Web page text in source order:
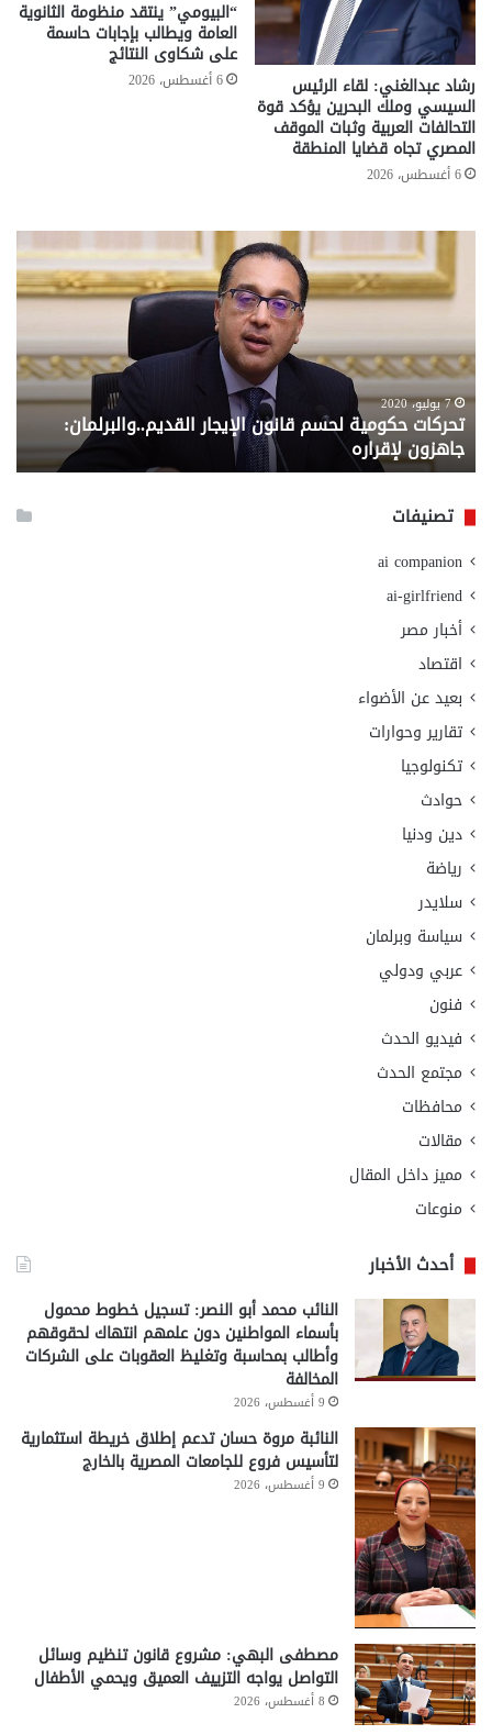
رشاد عبدالغني: لقاء الرئيس
السيسي وملك البحرين يؤكد قوة
التحالفات العربية وثبات الموقف
المصري تجاه قضايا المنطقة
6 أغسطس، 2026
“البيومي” ينتقد منظومة الثانوية
العامة ويطالب بإجابات حاسمة
على شكاوى النتائج
6 أغسطس، 2026
تحركات
حكومية
لحسم
قانون
القديم..والبرلمان:
جاهزون
لإقراره
7 يوليو، 2020
تحركات حكومية لحسم قانون الإيجار القديم..والبرلمان:
جاهزون لإقراره
..
من
تصنيفات
ai companion
ai-girlfriend
أخبار مصر
اقتصاد
بعيد عن الأضواء
تقارير وحوارات
تكنولوجيا
حوادث
دين ودنيا
رياضة
سلايدر
سياسة وبرلمان
عربي ودولي
فنون
فيديو الحدث
مجتمع الحدث
محافظات
مقالات
مميز داخل المقال
منوعات
أحدث الأخبار
النائب محمد أبو النصر: تسجيل خطوط محمول
بأسماء المواطنين دون علمهم انتهاك لحقوقهم
وأطالب بمحاسبة وتغليظ العقوبات على الشركات
المخالفة
9 أغسطس، 2026
النائبة مروة حسان تدعم إطلاق خريطة استثمارية
لتأسيس فروع للجامعات المصرية بالخارج
9 أغسطس، 2026
مصطفى البهي: مشروع قانون تنظيم وسائل
التواصل يواجه التزييف العميق ويحمي الأطفال
8 أغسطس، 2026